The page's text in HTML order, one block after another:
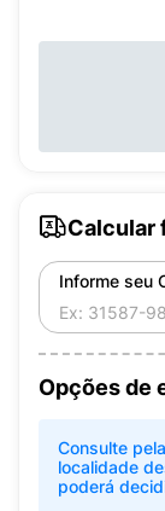
Calcular
Informe seu
Opções de
Consulte
localidade
poderá